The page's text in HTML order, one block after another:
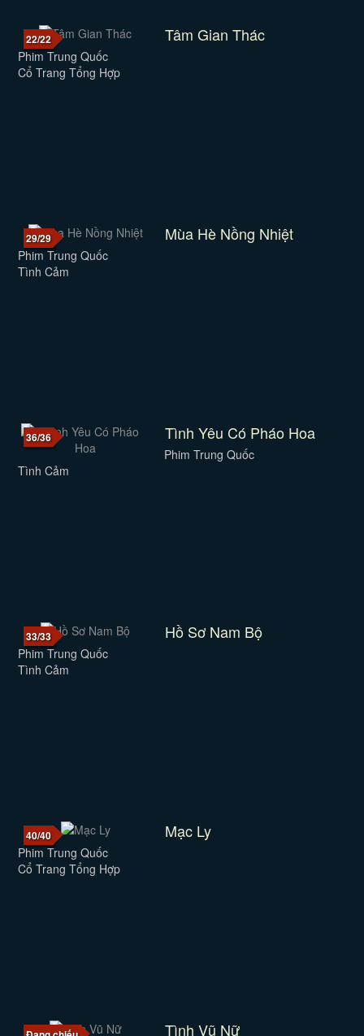
22/22 Tâm Gian Thác
Phim Trung Quốc
Cổ Trang Tổng Hợp
29/29 Mùa Hè Nồng Nhiệt
Phim Trung Quốc
Tình Cảm
36/36 Tình Yêu Có Pháo Hoa
Phim Trung Quốc
Tình Cảm
33/33 Hồ Sơ Nam Bộ
Phim Trung Quốc
Tình Cảm
40/40 Mạc Ly
Phim Trung Quốc
Cổ Trang Tổng Hợp
Tình Vũ Nữ